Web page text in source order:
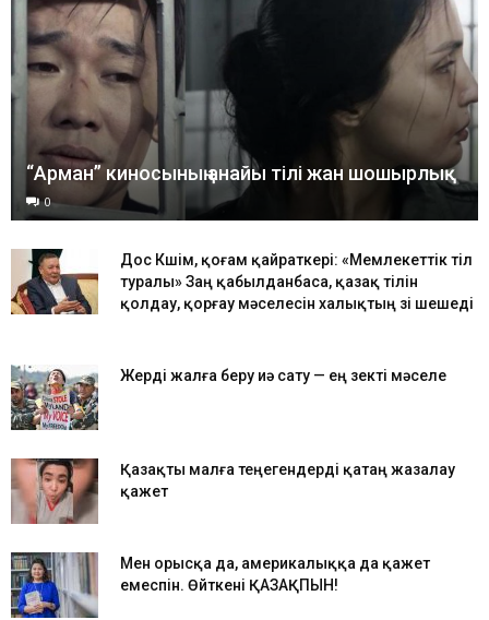
“Арман” киносының анайы тілі жан шошырлық
0
Дос Көшім, қоғам қайраткері: «Мемлекеттік тіл
туралы» Заң қабылданбаса, қазақ тілін
қолдау, қорғау мәселесін халықтың өзі шешеді
Жерді жалға беру иә сату — ең өзекті мәселе
Қазақты малға теңегендерді қатаң жазалау
қажет
Мен орысқа да, америкалыққа да қажет
емеспін. Өйткені ҚАЗАҚПЫН!